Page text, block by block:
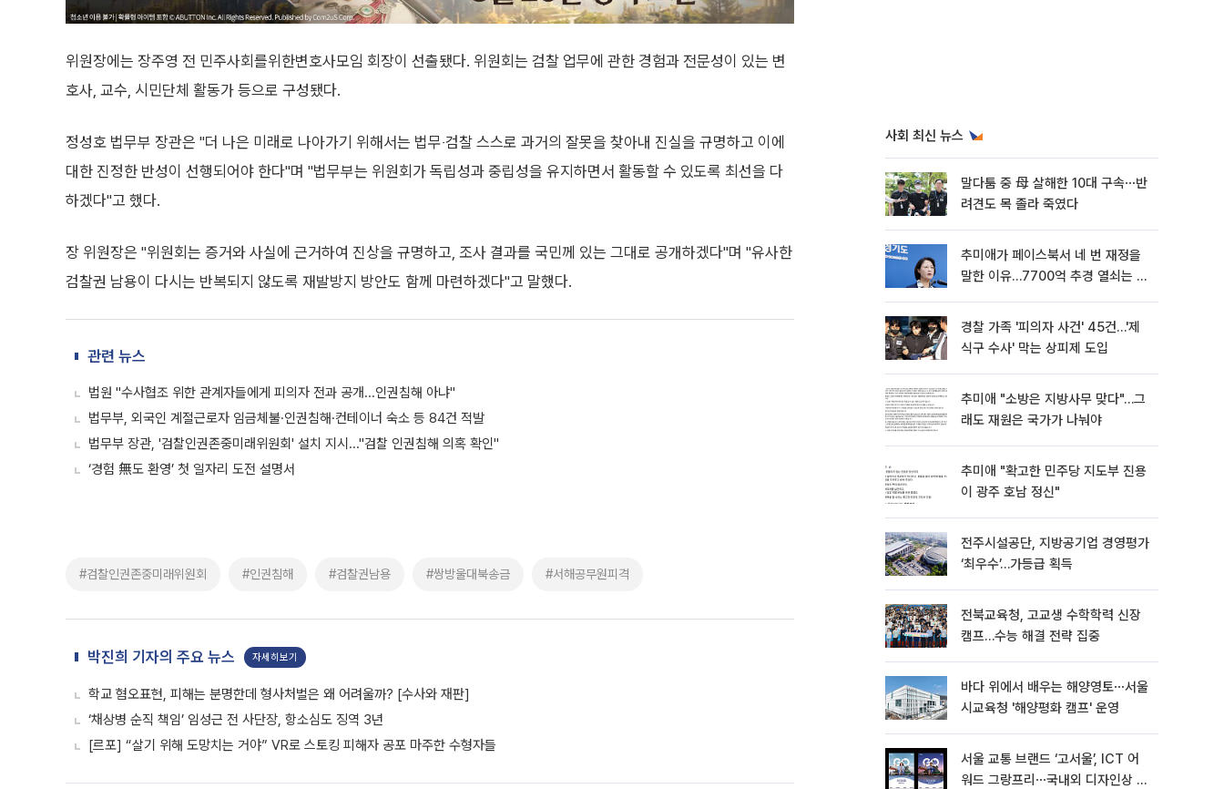
위원장에는 장주영 전 민주사회를위한변호사모임 회장이 선출됐다. 위원회는 검찰 업무에 관한 경험과 전문성이 있는 변
호사, 교수, 시민단체 활동가 등으로 구성됐다.
정성호 법무부 장관은 "더 나은 미래로 나아가기 위해서는 법무‧검찰 스스로 과거의 잘못을 찾아내 진실을 규명하고 이에
대한 진정한 반성이 선행되어야 한다"며 "법무부는 위원회가 독립성과 중립성을 유지하면서 활동할 수 있도록 최선을 다
하겠다"고 했다.
장 위원장은 "위원회는 증거와 사실에 근거하여 진상을 규명하고, 조사 결과를 국민께 있는 그대로 공개하겠다"며 "유사한
검찰권 남용이 다시는 반복되지 않도록 재발방지 방안도 함께 마련하겠다"고 말했다.
관련 뉴스
법원 "수사협조 위한 관계자들에게 피의자 전과 공개...인권침해 아냐"
법무부, 외국인 계절근로자 임금체불·인권침해·컨테이너 숙소 등 84건 적발
법무부 장관, '검찰인권존중미래위원회' 설치 지시..."검찰 인권침해 의혹 확인"
‘경험 無도 환영’ 첫 일자리 도전 설명서
#검찰인권존중미래위원회 #인권침해 #검찰권남용 #쌍방울대북송금 #서해공무원피격
박진희 기자의 주요 뉴스 자세히보기
학교 혐오표현, 피해는 분명한데 형사처벌은 왜 어려울까? [수사와 재판]
‘채상병 순직 책임’ 임성근 전 사단장, 항소심도 징역 3년
[르포] “살기 위해 도망치는 거야” VR로 스토킹 피해자 공포 마주한 수형자들
사회 최신 뉴스
말다툼 중 母 살해한 10대 구속⋯반
려견도 목 졸라 죽였다
추미애가 페이스북서 네 번 재정을
말한 이유…7700억 추경 열쇠는 도
경찰 가족 '피의자 사건' 45건…'제
식구 수사' 막는 상피제 도입
추미애 "소방은 지방사무 맞다"…그
래도 재원은 국가가 나눠야
추미애 "확고한 민주당 지도부 진용
이 광주 호남 정신"
전주시설공단, 지방공기업 경영평가
‘최우수’…가등급 획득
전북교육청, 고교생 수학학력 신장
캠프…수능 해결 전략 집중
바다 위에서 배우는 해양영토⋯서울
시교육청 '해양평화 캠프' 운영
서울 교통 브랜드 ‘고서울’, ICT 어
워드 그랑프리⋯국내외 디자인상 4